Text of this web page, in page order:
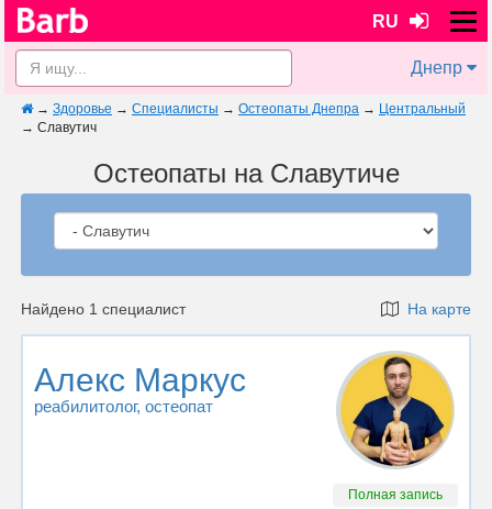
RU
Днепр
→ Здоровье → Специалисты → Остеопаты Днепра → Центральный
→ Славутич
Остеопаты на Славутиче
Найдено 1 специалист На карте
Алекс Маркус
реабилитолог, остеопат
Полная запись